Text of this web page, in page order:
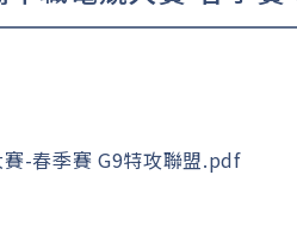
-春季賽 G9特攻聯盟.pdf